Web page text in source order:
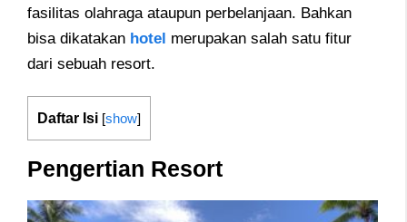
fasilitas olahraga ataupun perbelanjaan. Bahkan
bisa dikatakan hotel merupakan salah satu fitur
dari sebuah resort.
Daftar Isi [show]
Pengertian Resort